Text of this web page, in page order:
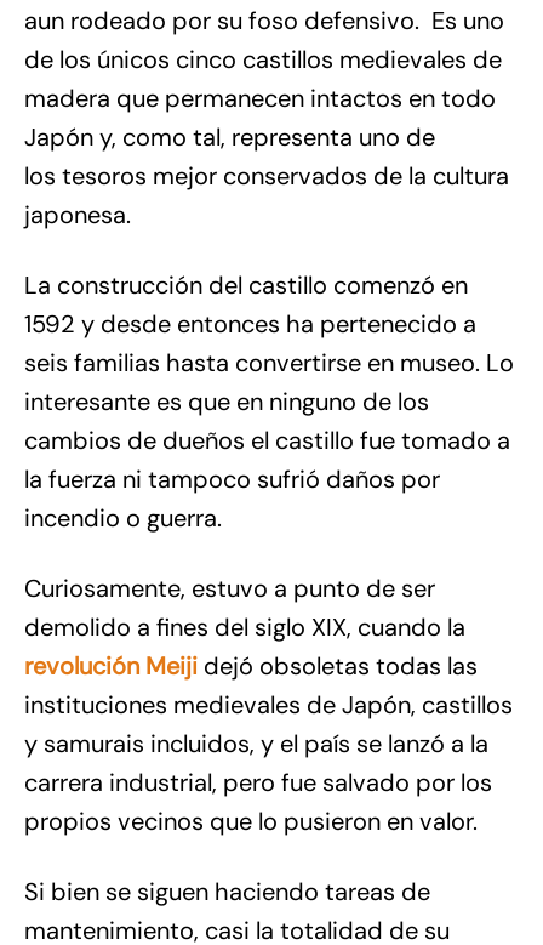
aun rodeado por su foso defensivo. Es uno
de los únicos cinco castillos medievales de
madera que permanecen intactos en todo
Japón y, como tal, representa uno de
los tesoros mejor conservados de la cultura
japonesa.
La construcción del castillo comenzó en
1592 y desde entonces ha pertenecido a
seis familias hasta convertirse en museo. Lo
interesante es que en ninguno de los
cambios de dueños el castillo fue tomado a
la fuerza ni tampoco sufrió daños por
incendio o guerra.
Curiosamente, estuvo a punto de ser
demolido a fines del siglo XIX, cuando la
revolución Meiji dejó obsoletas todas las
instituciones medievales de Japón, castillos
y samurais incluidos, y el país se lanzó a la
carrera industrial, pero fue salvado por los
propios vecinos que lo pusieron en valor.
Si bien se siguen haciendo tareas de
mantenimiento, casi la totalidad de su